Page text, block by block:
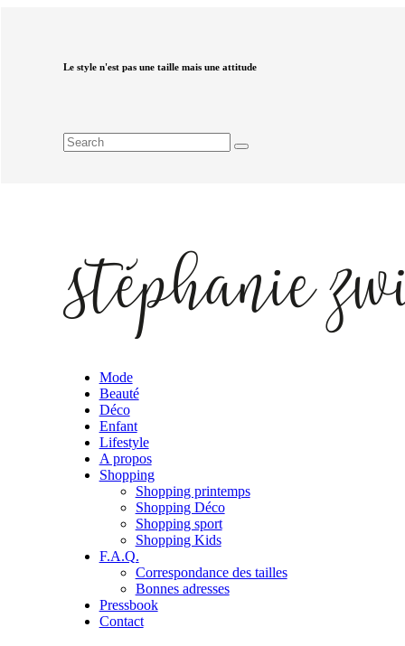
Le style n'est pas une taille mais une attitude
Mode
Beauté
Déco
Enfant
Lifestyle
A propos
Shopping
Shopping printemps
Shopping Déco
Shopping sport
Shopping Kids
F.A.Q.
Correspondance des tailles
Bonnes adresses
Pressbook
Contact